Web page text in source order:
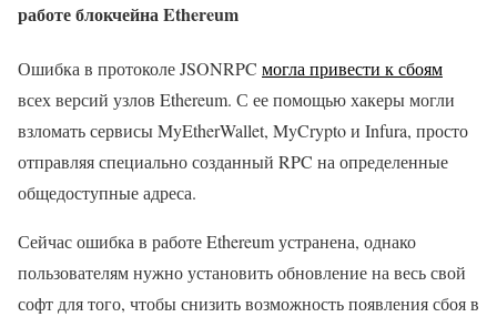
работе блокчейна Ethereum
Ошибка в протоколе JSONRPC могла привести к сбоям
всех версий узлов Ethereum. С ее помощью хакеры могли
взломать сервисы MyEtherWallet, MyCrypto и Infura, просто
отправляя специально созданный RPC на определенные
общедоступные адреса.
Сейчас ошибка в работе Ethereum устранена, однако
пользователям нужно установить обновление на весь свой
софт для того, чтобы снизить возможность появления сбоя в